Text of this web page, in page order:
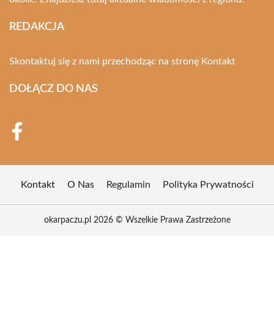
REDAKCJA
Skontaktuj się z nami przechodząc na stronę Kontakt
DOŁĄCZ DO NAS
Kontakt O Nas Regulamin Polityka Prywatności
okarpaczu.pl 2026 © Wszelkie Prawa Zastrzeżone